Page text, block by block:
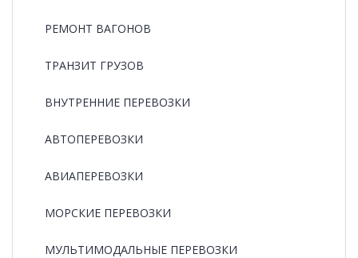
РЕМОНТ ВАГОНОВ
ТРАНЗИТ ГРУЗОВ
ВНУТРЕННИЕ ПЕРЕВОЗКИ
АВТОПЕРЕВОЗКИ
АВИАПЕРЕВОЗКИ
МОРСКИЕ ПЕРЕВОЗКИ
МУЛЬТИМОДАЛЬНЫЕ ПЕРЕВОЗКИ